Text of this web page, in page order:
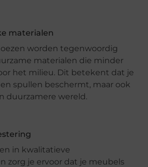
materialen
worden tegenwoordig
materialen die minder
het milieu. Dit betekent dat je
spullen beschermt, maar ook
duurzamere wereld.
in kwalitatieve
zorg je ervoor dat je meubels